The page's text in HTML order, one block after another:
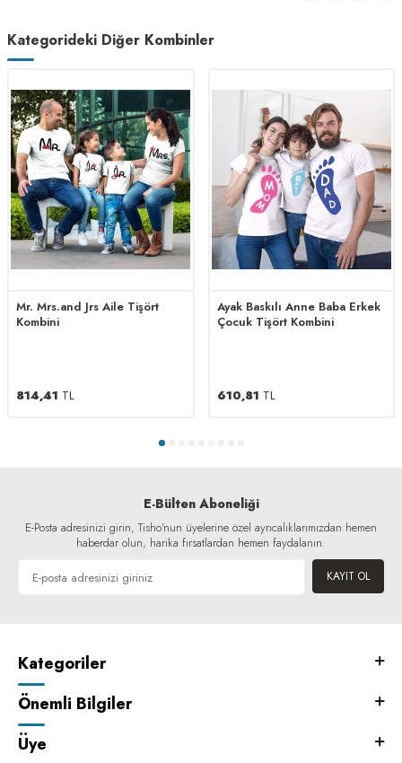
Kategorideki Diğer Kombinler
Mr. Mrs.and Jrs Aile Tişört
Kombini
814,41 TL
Ayak Baskılı Anne Baba Erkek
Çocuk Tişört Kombini
610,81 TL
E-Bülten Aboneliği
E-Posta adresinizi girin, Tisho'nun üyelerine özel ayrıcalıklarımızdan hemen
haberdar olun, harika fırsatlardan hemen faydalanın.
KAYIT OL
Kategoriler
Önemli Bilgiler
Üye